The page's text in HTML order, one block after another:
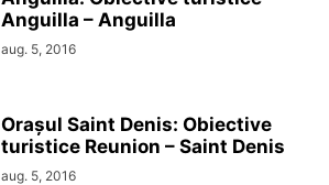
Anguilla – Anguilla
aug. 5, 2016
Orașul Saint Denis: Obiective
turistice Reunion – Saint Denis
aug. 5, 2016